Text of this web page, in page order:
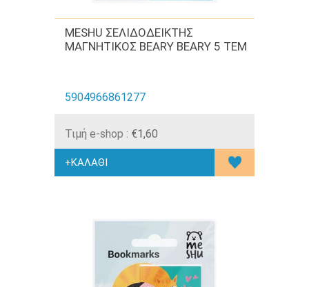
MESHU ΣΕΛΙΔΟΔΕΙΚΤΗΣ
ΜΑΓΝΗΤΙΚΟΣ BEARY BEARY 5 TEM
5904966861277
Τιμή e-shop : €1,60